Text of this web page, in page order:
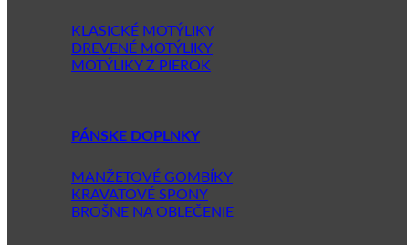
KLASICKÉ MOTÝLIKY
DREVENÉ MOTÝLIKY
MOTÝLIKY Z PIEROK
PÁNSKE DOPLNKY
MANŽETOVÉ GOMBÍKY
KRAVATOVÉ SPONY
BROŠNE NA OBLEČENIE